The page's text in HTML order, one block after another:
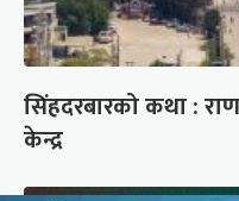
सिंहदरबारको कथा :
केन्द्र